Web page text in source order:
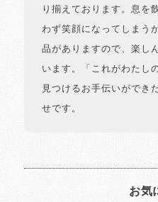
り揃えております。息を
わず笑顔になってしまう
品がありますので、楽し
います。「これがわたし
見つけるお手伝いができ
せです。
お気